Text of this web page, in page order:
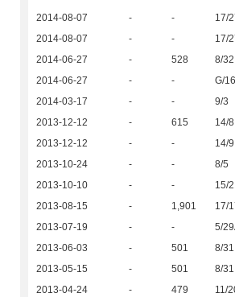
2014-08-07
- - 17/
2014-08-07
- - 17/
2014-06-27
- 528 8/32
2014-06-27
- - G/
2014-03-17
- - 9/3
2013-12-12
- 615 14/8
2013-12-12
- - 14/9
2013-10-24
- - 8/5
2013-10-10
- - 15/
2013-08-15
- 1,901 17/
2013-07-19
- - 5/
2013-06-03
- 501 8/31
2013-05-15
- 501 8/31
2013-04-24
- 479 11/